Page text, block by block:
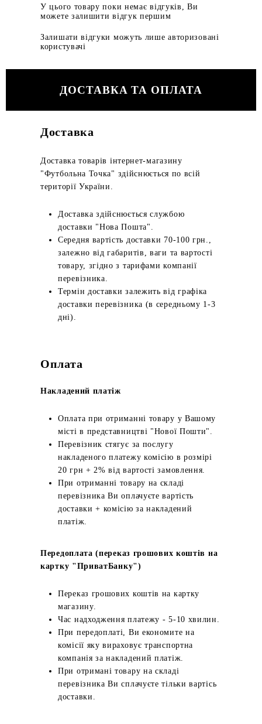
У цього товару поки немає відгуків, Ви
можете залишити відгук першим
Залишати відгуки можуть лише авторизовані
користувачі
ДОСТАВКА ТА ОПЛАТА
Доставка
Доставка товарів інтернет-магазину
"Футбольна Точка" здійснюється по всій
території України.
Доставка здійснюється службою
доставки "Нова Пошта".
Середня вартість доставки 70-100 грн.,
залежно від габаритів, ваги та вартості
товару, згідно з тарифами компанії
перевізника.
Термін доставки залежить від графіка
доставки перевізника (в середньому 1-3
дні).
Оплата
Накладений платіж
Оплата при отриманні товару у Вашому
місті в представництві "Нової Пошти".
Перевізник стягує за послугу
накладеного платежу комісію в розмірі
20 грн + 2% від вартості замовлення.
При отриманні товару на складі
перевізника Ви оплачуєте вартість
доставки + комісію за накладений
платіж.
Передоплата (переказ грошових коштів на
картку "ПриватБанку")
Переказ грошових коштів на картку
магазину.
Час надходження платежу - 5-10 хвилин.
При передоплаті, Ви економите на
комісії яку вираховує транспортна
компанія за накладений платіж.
При отримані товару на складі
перевізника Ви сплачуєте тільки вартісь
доставки.